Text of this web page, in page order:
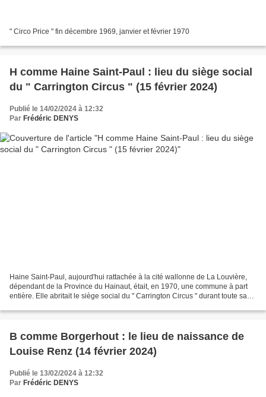
" Circo Price " fin décembre 1969, janvier et février 1970
H comme Haine Saint-Paul : lieu du siège social
du " Carrington Circus " (15 février 2024)
Publié le 14/02/2024 à 12:32
Par Frédéric DENYS
Haine Saint-Paul, aujourd'hui rattachée à la cité wallonne de La Louvière,
dépendant de la Province du Hainaut, était, en 1970, une commune à part
entière. Elle abritait le siège social du " Carrington Circus " durant toute sa
B comme Borgerhout : le lieu de naissance de
Louise Renz (14 février 2024)
Publié le 13/02/2024 à 12:32
Par Frédéric DENYS